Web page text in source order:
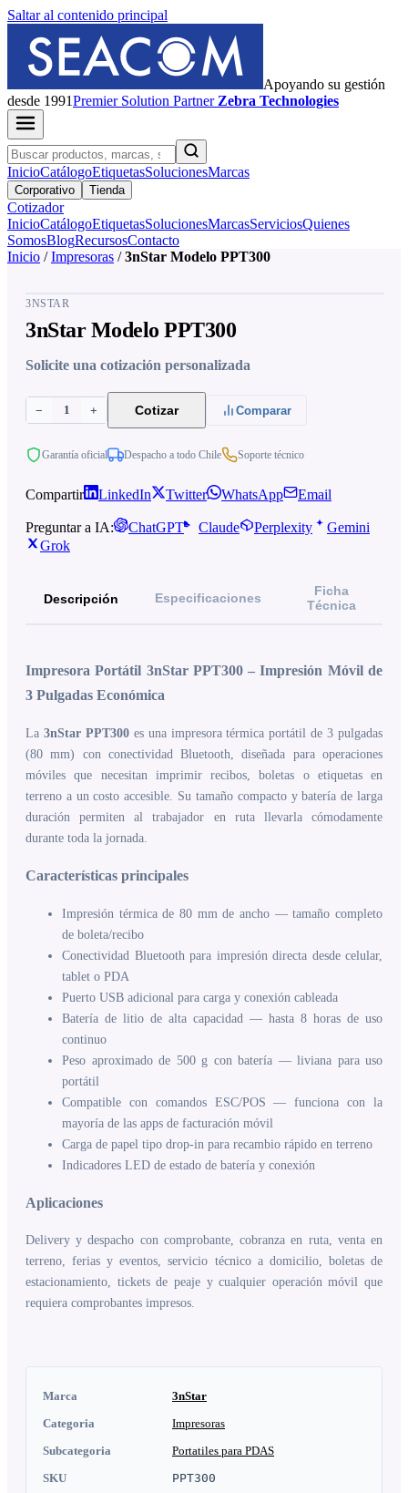
Saltar al contenido principal
Apoyando su gestión
desde 1991PremierSolution Partner Zebra Technologies
InicioCatálogoEtiquetasSolucionesMarcas
Corporativo Tienda
Cotizador
InicioCatálogoEtiquetasSolucionesMarcasServiciosQuienes
SomosBlogRecursosContacto
Inicio / Impresoras / 3nStar Modelo PPT300
3NSTAR
3nStar Modelo PPT300
Solicite una cotización personalizada
− 1 + Cotizar Comparar
Garantía oficial Despacho a todo Chile Soporte técnico
Compartir LinkedIn Twitter WhatsApp Email
Preguntar a IA: ChatGPT Claude Perplexity
Gemini
Grok
Descripción Especificaciones
Ficha
Técnica
Impresora Portátil 3nStar PPT300 – Impresión Móvil de
3 Pulgadas Económica
La 3nStar PPT300es una impresora térmica portátil de 3 pulgadas
(80 mm) con conectividad Bluetooth, diseñada para operaciones
móviles que necesitan imprimir recibos, boletas o etiquetas en
terreno a un costo accesible. Su tamaño compacto y batería de larga
duración permiten al trabajador en ruta llevarla cómodamente
durante toda la jornada.
Características principales
Impresión térmica de 80 mm de ancho — tamaño completo
de boleta/recibo
Conectividad Bluetooth para impresión directa desde celular,
tablet o PDA
Puerto USB adicional para carga y conexión cableada
Batería de litio de alta capacidad — hasta 8 horas de uso
continuo
Peso aproximado de 500 g con batería — liviana para uso
portátil
Compatible con comandos ESC/POS — funciona con la
mayoría de las apps de facturación móvil
Carga de papel tipo drop-in para recambio rápido en terreno
Indicadores LED de estado de batería y conexión
Aplicaciones
Delivery y despacho con comprobante, cobranza en ruta, venta en
terreno, ferias y eventos, servicio técnico a domicilio, boletas de
estacionamiento, tickets de peaje y cualquier operación móvil que
requiera comprobantes impresos.
Marca
3nStar
Categoria
Impresoras
Subcategoria
Portatiles para PDAS
SKU
PPT300